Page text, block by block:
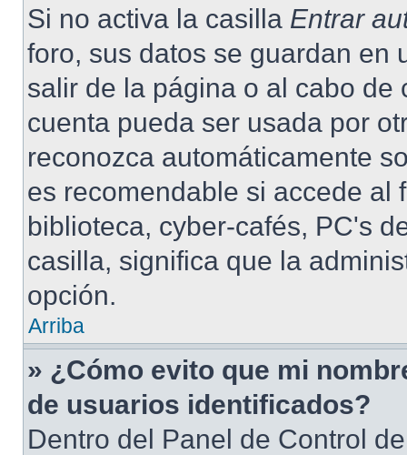
Si no activa la casilla Entrar
foro, sus datos se guardan en
salir de la página o al cabo de
cuenta pueda ser usada por
reconozca automáticamente
es recomendable si accede al
biblioteca, cyber-cafés, PC's
casilla, significa que la
opción.
Arriba
» ¿Cómo evito que mi
de usuarios identificados?
Dentro del Panel de Control